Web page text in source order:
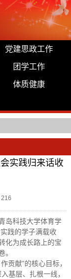
党建思政工作
团学工作
体质健康
实践归来话收
216
岛科技大学体育学
践的学子满载收
化为成长路上的宝
。
贡献”的核心目标，
基层、扎根一线，